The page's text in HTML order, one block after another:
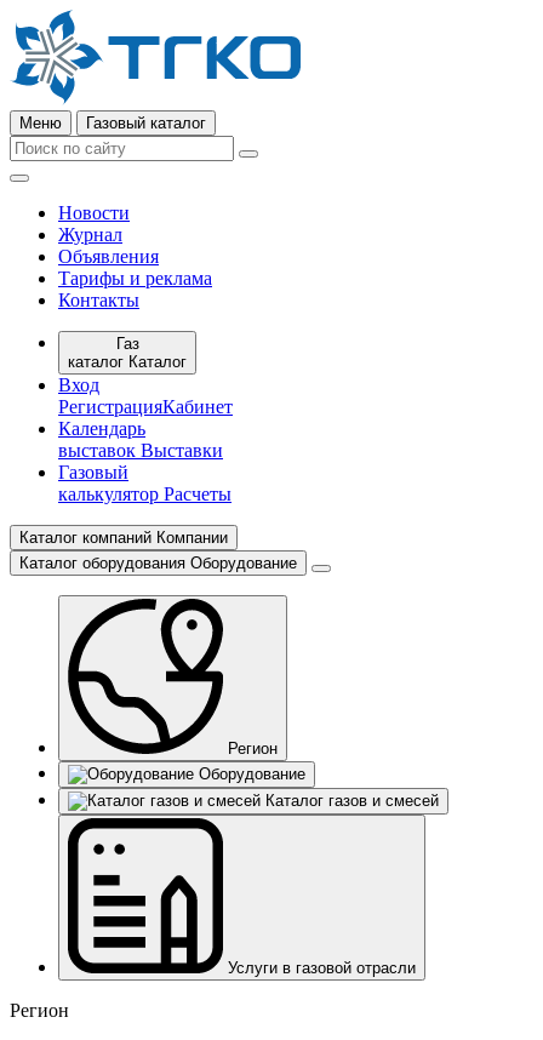
Меню Газовый каталог
Новости
Журнал
Объявления
Тарифы и реклама
Контакты
Газ
каталог Каталог
Вход
РегистрацияКабинет
Календарь
выставок Выставки
Газовый
калькулятор Расчеты
Каталог компаний Компании
Каталог оборудования Оборудование
Регион
Оборудование
Каталог газов и смесей
Услуги в газовой отрасли
Регион